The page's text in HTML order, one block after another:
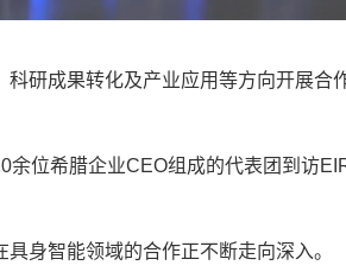
成果转化及产业应用等方向开展合
位希腊企业CEO组成的代表团到访
身智能领域的合作正不断走向深入。